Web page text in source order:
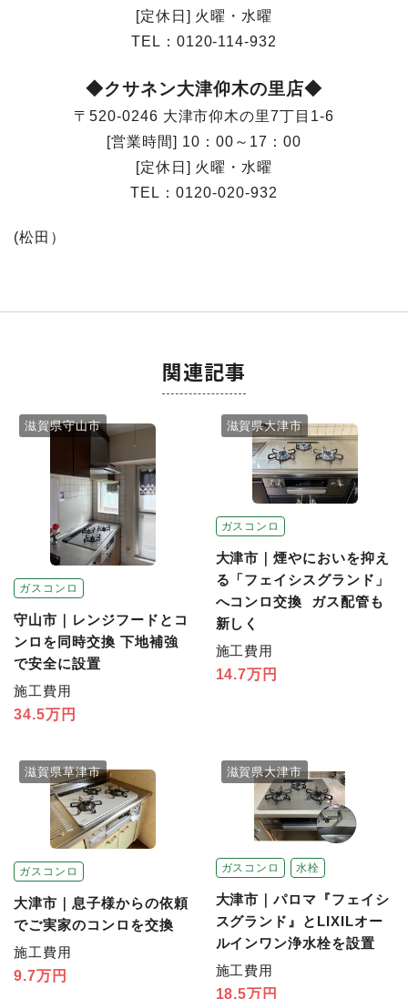
[定休日] 火曜・水曜
TEL： 0120-114-932
◆クサネン大津仰木の里店◆
〒520-0246 大津市仰木の里7丁目1-6
[営業時間] 10：00～17：00
[定休日] 火曜・水曜
TEL：0120-020-932
(松田）
関連記事
ガスコンロ
滋賀県守山市
守山市｜レンジフードとコ
ンロを同時交換 下地補強
で安全に設置
施工費用
34.5万円
ガスコンロ
滋賀県大津市
大津市｜煙やにおいを抑え
る「フェイシスグランド」
へコンロ交換 ガス配管も
新しく
施工費用
14.7万円
ガスコンロ
滋賀県草津市
大津市｜息子様からの依頼
でご実家のコンロを交換
施工費用
9.7万円
ガスコンロ 水栓
滋賀県大津市
大津市｜パロマ『フェイシ
スグランド』とLIXILオー
ルインワン浄水栓を設置
施工費用
18.5万円